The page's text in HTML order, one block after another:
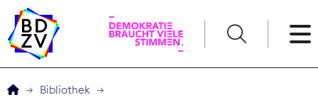
Bibliothek